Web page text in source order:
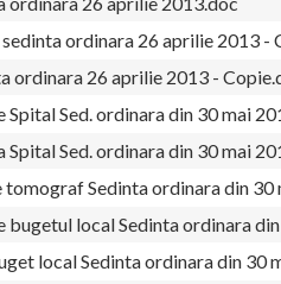
ordinara 26 aprilie 2013 -
ordinara 26 aprilie 2013 -
Sed. ordinara din 30 mai
Sed. ordinara din 30 mai
Sedinta ordinara din 30
local Sedinta ordinara
local Sedinta ordinara din 30